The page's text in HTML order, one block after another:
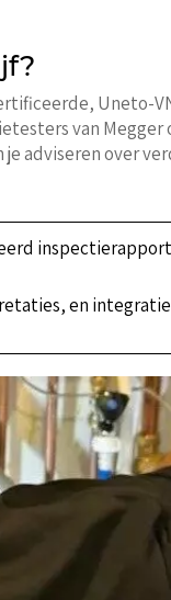
Uneto-
van Megger
adviseren over
en